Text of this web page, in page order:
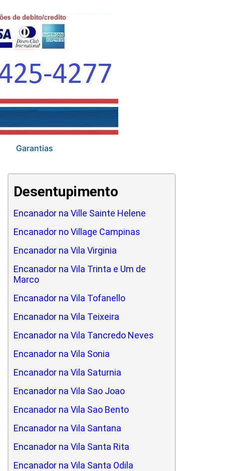
Garantias
Desentupimento
Encanador na Ville Sainte Helene
Encanador no Village Campinas
Encanador na Vila Virginia
Encanador na Vila Trinta e Um de
Marco
Encanador na Vila Tofanello
Encanador na Vila Teixeira
Encanador na Vila Tancredo Neves
Encanador na Vila Sonia
Encanador na Vila Saturnia
Encanador na Vila Sao Joao
Encanador na Vila Sao Bento
Encanador na Vila Santana
Encanador na Vila Santa Rita
Encanador na Vila Santa Odila